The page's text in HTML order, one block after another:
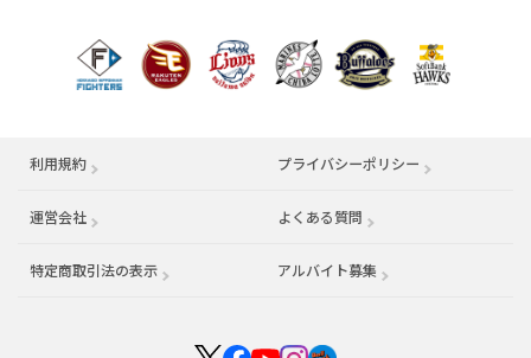
利用規約 プライバシーポリシー
運営会社 （別ウィンドウで開く） よくある質問
特定商取引法の表示 アルバイト募集 （別ウィンドウで開く